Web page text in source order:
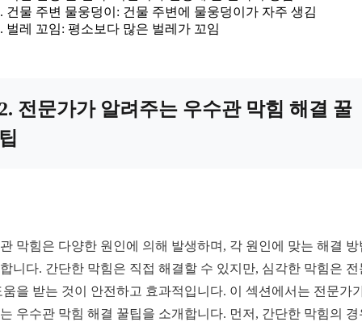
건물 주변 물웅덩이: 건물 주변에 물웅덩이가 자주 생김
벌레 꼬임: 평소보다 많은 벌레가 꼬임
전문가가 알려주는 우수관 막힘 해결 꿀
막힘은 다양한 원인에 의해 발생하며, 각 원인에 맞는 해결 방
니다. 간단한 막힘은 직접 해결할 수 있지만, 심각한 막힘은 전
움을 받는 것이 안전하고 효과적입니다. 이 섹션에서는 전문가
우수관 막힘 해결 꿀팁을 소개합니다. 먼저, 간단한 막힘의 경